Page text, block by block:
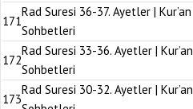
171
Rad Suresi 36-37. Ayetler | Kur’an
Sohbetleri
172
Rad Suresi 33-36. Ayetler | Kur’an
Sohbetleri
173
Rad Suresi 30-32. Ayetler | Kur’an